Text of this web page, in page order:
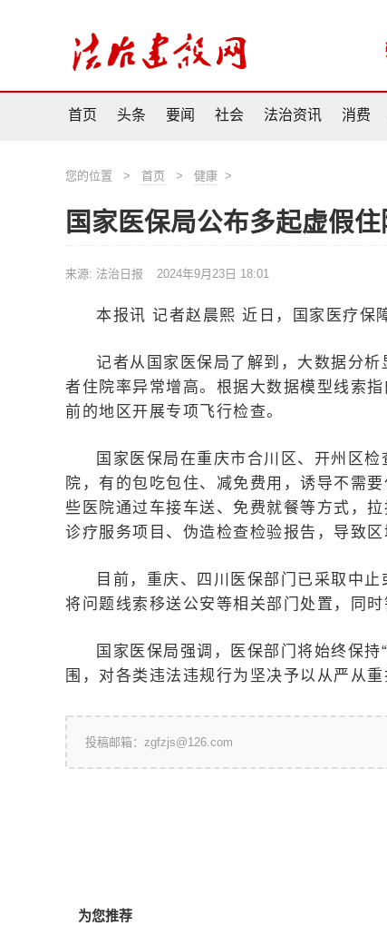
首页 头条 要闻 社会 法治资讯 消费
您的位置 > 首页 > 健康 >
国家医保局公布多起虚假住
来源: 法治日报 2024年9月23日 18:01
本报讯 记者赵晨熙 近日，国家医疗保
记者从国家医保局了解到，大数据分
者住院率异常增高。根据大数据模型线索
前的地区开展专项飞行检查。
国家医保局在重庆市合川区、开州区
院，有的包吃包住、减免费用，诱导不需
些医院通过车接车送、免费就餐等方式，
诊疗服务项目、伪造检查检验报告，导致
目前，重庆、四川医保部门已采取中
将问题线索移送公安等相关部门处置，同
国家医保局强调，医保部门将始终保
围，对各类违法违规行为坚决予以从严从重
投稿邮箱：zgfzjs@126.com
为您推荐